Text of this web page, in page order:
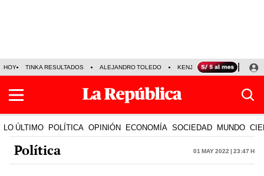
HOY TINKA RESULTADOS ALEJANDRO TOLEDO KENJI FUJIMORI
LO ÚLTIMO POLÍTICA OPINIÓN ECONOMÍA SOCIEDAD MUNDO
Política 01 May 2022 | 23:47 h